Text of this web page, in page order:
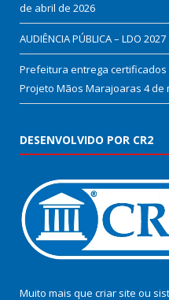
de abril de 2026
AUDIÊNCIA PÚBLICA – LDO 2027
Prefeitura entrega
Projeto Mãos Marajoaras 4 de
DESENVOLVIDO POR CR2
Muito mais que criar site ou